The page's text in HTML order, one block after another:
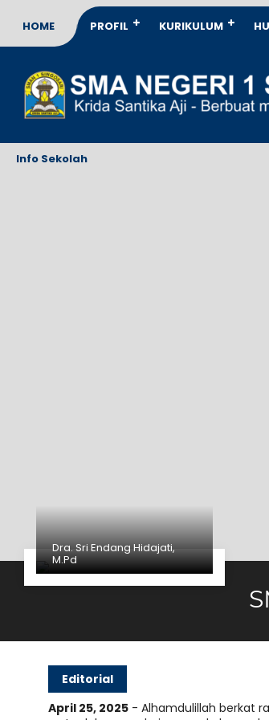
HOME PROFIL KURIKULUM
Info Sekolah
Dra. Sri Endang Hidajati,
M.Pd
Editorial
April 25, 2025 - Alhamdulillah berkat
"...Setiap Kesulitan Pasti